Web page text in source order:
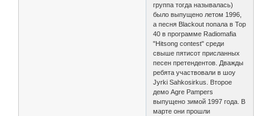
группа тогда называлась)
было выпущено летом 1996,
а песня Blackout попала в Top
40 в программе Radiomafia
"Hitsong contest" среди
свыше пятисот присланных
песен претендентов. Дважды
ребята участвовали в шоу
Jyrki Sahkosirkus. Второе
демо Agre Pampers
выпущено зимой 1997 года. В
марте они прошли